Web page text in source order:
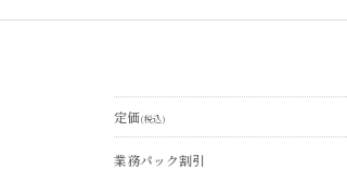
定価(税込)
業務パック割引